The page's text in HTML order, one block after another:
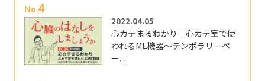
No.4
2022.04.05
心カテまるわかり｜心カテ室で使
われるME機器～テンポラリーペ
ー...